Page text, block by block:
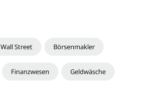
Wall Street Börsenmakler
Finanzwesen Geldwäsche